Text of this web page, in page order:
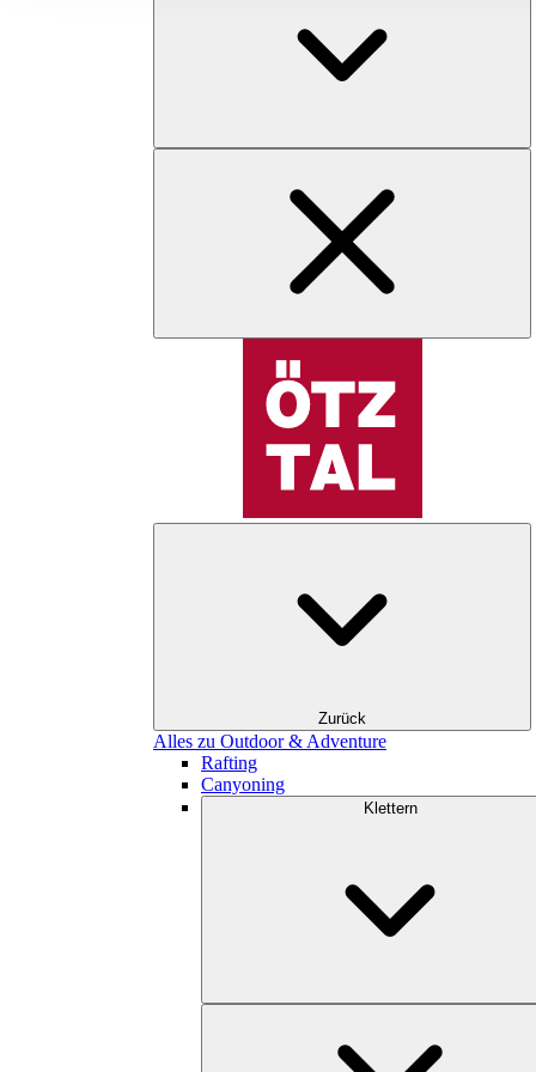
Zurück
Alles zu Outdoor & Adventure
Rafting
Canyoning
Klettern